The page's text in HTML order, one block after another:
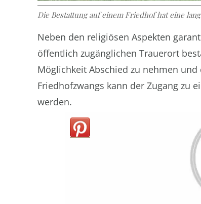
Die Bestattung auf einem Friedhof hat eine
Neben den religiösen Aspekten
öffentlich zugänglichen Trauerort
Möglichkeit Abschied zu nehmen
Friedhofzwangs kann der Zugang zu
werden.